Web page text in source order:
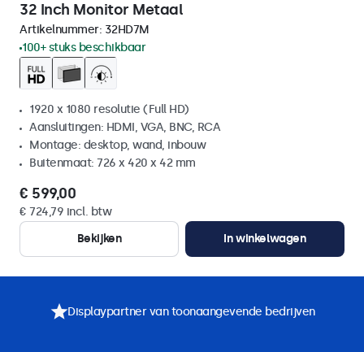
32 Inch Monitor Metaal
Artikelnummer: 32HD7M
100+ stuks beschikbaar
1920 x 1080 resolutie (Full HD)
Aansluitingen: HDMI, VGA, BNC, RCA
Montage: desktop, wand, inbouw
Buitenmaat: 726 x 420 x 42 mm
€ 599,00
€ 724,79 incl. btw
Bekijken
In winkelwagen
Displaypartner van toonaangevende bedrijven